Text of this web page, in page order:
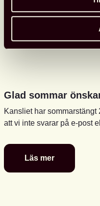
Glad sommar
Kansliet har
att vi inte svarar på e-post
Läs mer
Glad
sommar